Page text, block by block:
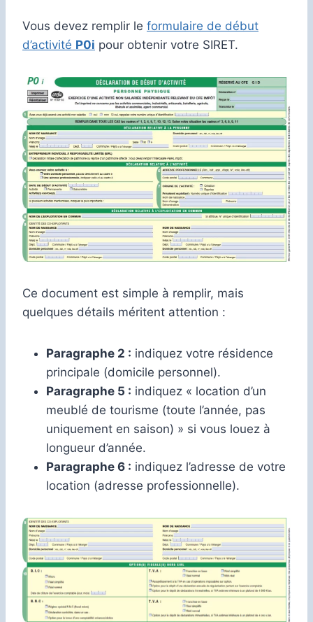
Vous devez remplir le formulaire de début
d’activité P0i pour obtenir votre SIRET.
Ce document est simple à remplir, mais
quelques détails méritent attention :
Paragraphe 2 : indiquez votre résidence
principale (domicile personnel).
Paragraphe 5 : indiquez « location d’un
meublé de tourisme (toute l’année, pas
uniquement en saison) » si vous louez à
longueur d’année.
Paragraphe 6 : indiquez l’adresse de votre
location (adresse professionnelle).